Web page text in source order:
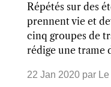
Répétés sur des
prennent vie et
cinq groupes de
rédige une trame
22 Jan 2020par